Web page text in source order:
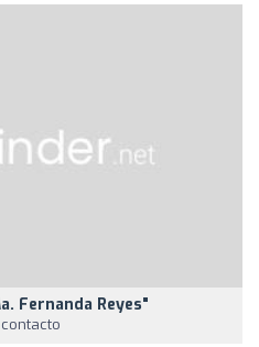
Fernanda Reyes"